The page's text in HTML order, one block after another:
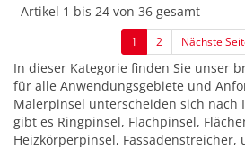
Artikel 1 bis 24 von 36 gesamt
1 2 Nächste
In dieser Kategorie finden Sie unser
für alle Anwendungsgebiete und
Malerpinsel unterscheiden sich nach
gibt es Ringpinsel, Flachpinsel,
Heizkörperpinsel, Fassadenstreicher,